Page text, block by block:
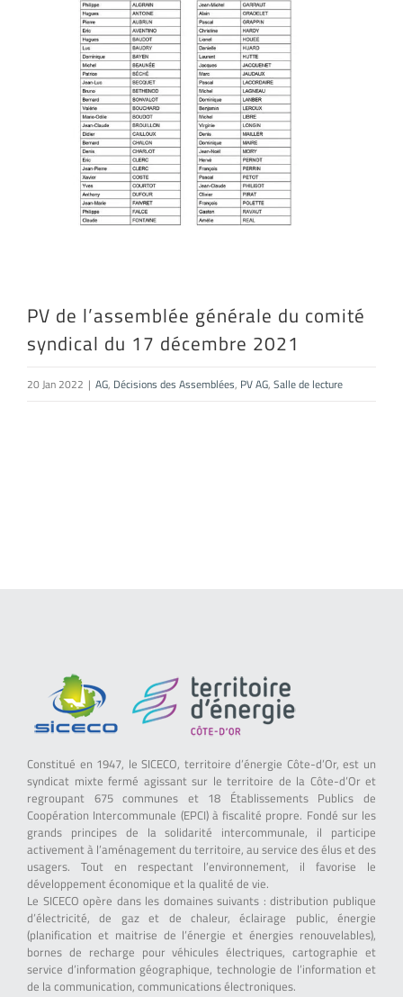
PV de l’assemblée générale du comité
syndical du 17 décembre 2021
20 Jan 2022 | AG, Décisions des Assemblées, PV AG, Salle de lecture
Constitué en 1947, le SICECO, territoire d’énergie Côte-d’Or, est un
syndicat mixte fermé agissant sur le territoire de la Côte-d’Or et
regroupant 675 communes et 18 Établissements Publics de
Coopération Intercommunale (EPCI) à fiscalité propre. Fondé sur les
grands principes de la solidarité intercommunale, il participe
activement à l’aménagement du territoire, au service des élus et des
usagers. Tout en respectant l’environnement, il favorise le
développement économique et la qualité de vie.
Le SICECO opère dans les domaines suivants : distribution publique
d’électricité, de gaz et de chaleur, éclairage public, énergie
(planification et maitrise de l’énergie et énergies renouvelables),
bornes de recharge pour véhicules électriques, cartographie et
service d’information géographique, technologie de l’information et
de la communication, communications électroniques.